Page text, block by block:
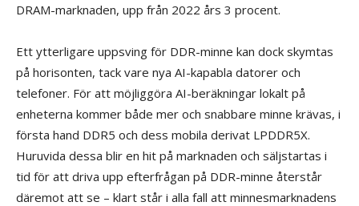
DRAM-marknaden, upp från 2022 års 3 procent.
Ett ytterligare uppsving för DDR-minne kan dock skymtas
på horisonten, tack vare nya AI-kapabla datorer och
telefoner. För att möjliggöra AI-beräkningar lokalt på
enheterna kommer både mer och snabbare minne krävas, i
första hand DDR5 och dess mobila derivat LPDDR5X.
Huruvida dessa blir en hit på marknaden och säljstartas i
tid för att driva upp efterfrågan på DDR-minne återstår
däremot att se – klart står i alla fall att minnesmarknadens